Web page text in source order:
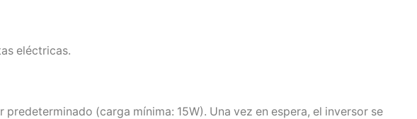
eléctricas.
(carga mínima: 15W). Una vez en espera, el inversor se